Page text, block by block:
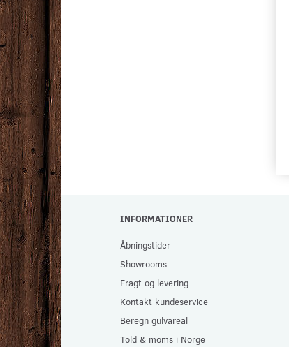
INFORMATIONER
Åbningstider
Showrooms
Fragt og levering
Kontakt kundeservice
Beregn gulvareal
Told & moms i Norge